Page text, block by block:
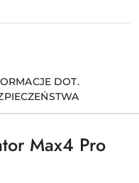
DOT.
Max4 Pro